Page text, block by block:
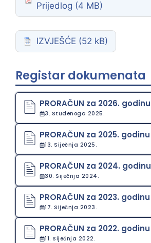
Prijedlog
IZVJEŠĆE
Registar dokumenata
PRORAČUN za 2026. godinu
3. Studenoga 2025.
PRORAČUN za 2025. godinu
13. Siječnja 2025.
PRORAČUN za 2024. godinu
30. Siječnja 2024.
PRORAČUN za 2023. godinu
17. Siječnja 2023.
PRORAČUN za 2022. godinu
11. Siječnja 2022.